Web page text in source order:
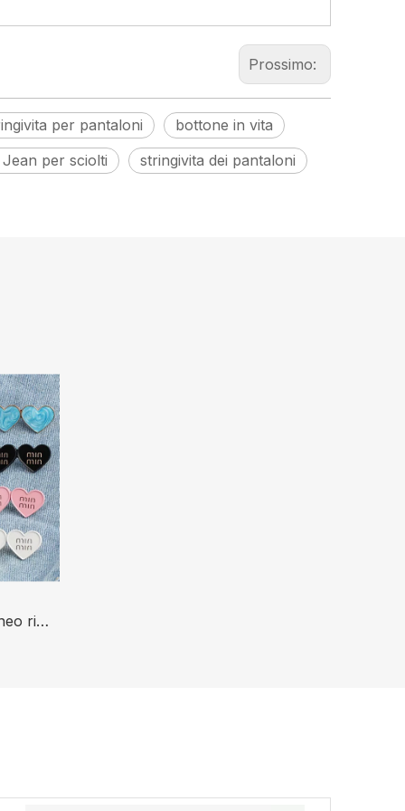
Prossimo:
per pantaloni
bottone in vita
per sciolti
stringivita dei pantaloni
Jeans con stringivita istantaneo rimovibile in 2 parti che regolano i bottoni a forma di cuore per pantaloni larghi